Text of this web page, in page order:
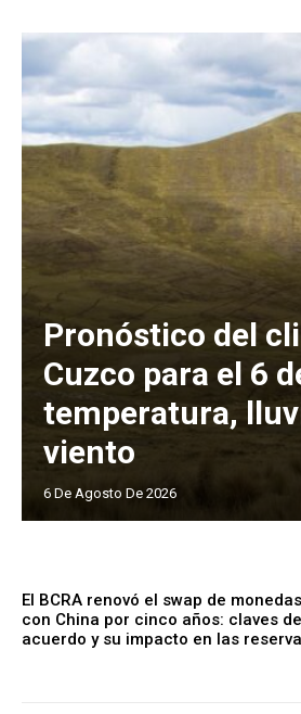
Pronóstico del
Cuzco para el 6
temperatura,
viento
6 De Agosto De 2026
El BCRA renovó el swap de monedas
con China por cinco años: claves
acuerdo y su impacto en las